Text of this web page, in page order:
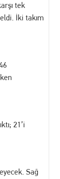
bırakıldı
tek
İki takım
21’i
Sağ